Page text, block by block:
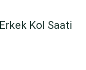
Kol Saati